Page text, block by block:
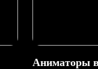
Аниматоры